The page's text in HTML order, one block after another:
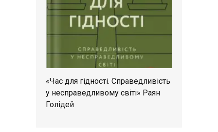
«Час для гідності. Справедливість
у несправедливому світі» Раян
Голідей